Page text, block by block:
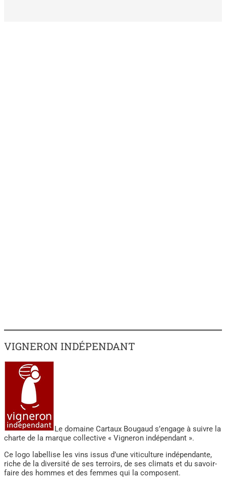
VIGNERON INDÉPENDANT
Le domaine Cartaux Bougaud s’engage à suivre la
charte de la marque collective « Vigneron indépendant ».
Ce logo labellise les vins issus d’une viticulture indépendante,
riche de la diversité de ses terroirs, de ses climats et du savoir-
faire des hommes et des femmes qui la composent.